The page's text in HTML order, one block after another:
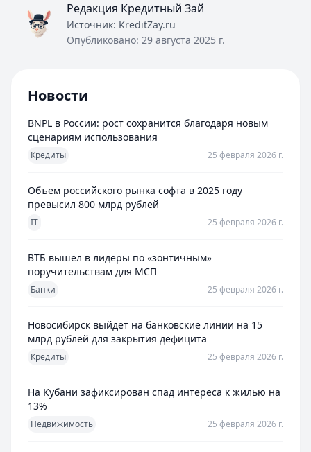
Редакция Кредитный Зай
Источник: KreditZay.ru
Опубликовано: 29 августа 2025 г.
Новости
BNPL в России: рост сохранится благодаря новым
сценариям использования
Кредиты 25 февраля 2026 г.
Объем российского рынка софта в 2025 году
превысил 800 млрд рублей
IT 25 февраля 2026 г.
ВТБ вышел в лидеры по «зонтичным»
поручительствам для МСП
Банки 25 февраля 2026 г.
Новосибирск выйдет на банковские линии на 15
млрд рублей для закрытия дефицита
Кредиты 25 февраля 2026 г.
На Кубани зафиксирован спад интереса к жилью на
13%
Недвижимость 25 февраля 2026 г.